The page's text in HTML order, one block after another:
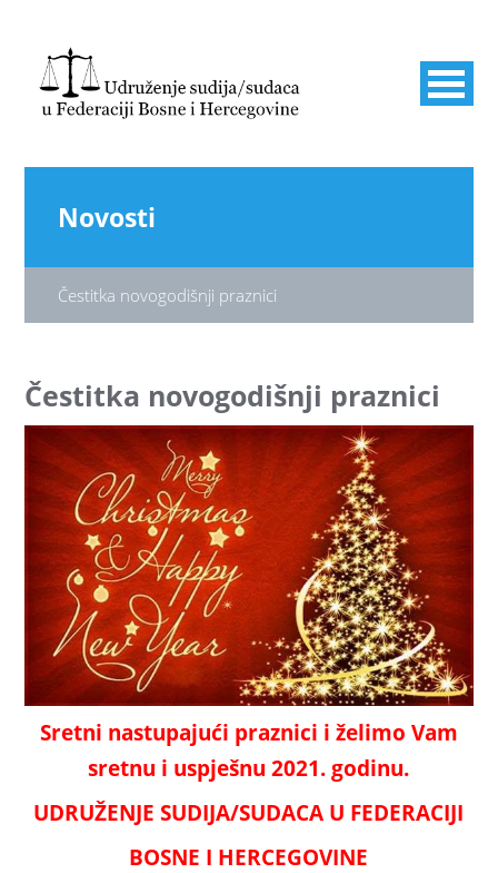
Novosti
Čestitka novogodišnji praznici
Čestitka novogodišnji praznici
Sretni nastupajući praznici i želimo Vam
sretnu i uspješnu 2021. godinu.
UDRUŽENJE SUDIJA/SUDACA U FEDERACIJI
BOSNE I HERCEGOVINE